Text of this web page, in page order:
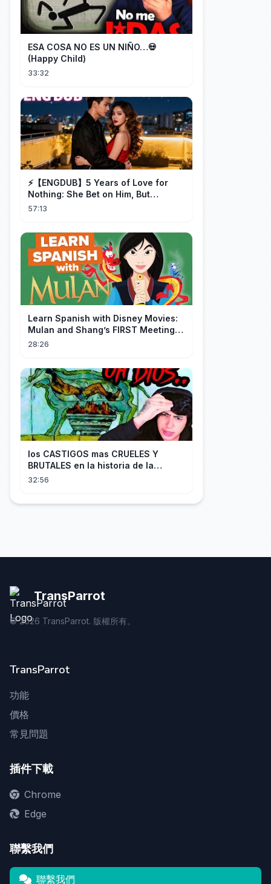
ESA COSA NO ES UN NIÑO…💀
(Happy Child)
33:32
⚡️【ENGDUB】5 Years of Love for
Nothing: She Bet on Him, But
Betrayal Won Goodbye, My Once
57:13
Learn Spanish with Disney Movies:
Mulan and Shang’s FIRST Meeting
(Mushu SCREWS UP!)
28:26
los CASTIGOS mas CRUELES Y
BRUTALES en la historia de la
HUMANIDAD...
32:56
TransParrot
©2026 TransParrot. 版權所有。
TransParrot
功能
價格
常見問題
插件下載
Chrome
Edge
聯繫我們
聯繫我們